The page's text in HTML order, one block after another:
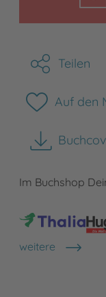
Teilen
Auf den
Im Buchshop
weitere
Shops anzeigen